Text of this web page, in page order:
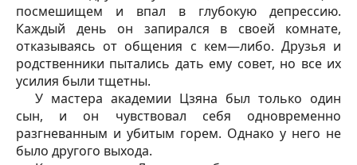
посмешищем и впал в глубокую депрессию.
Каждый день он запирался в своей комнате,
отказываясь от общения с кем—либо. Друзья и
родственники пытались дать ему совет, но все их
усилия были тщетны.
У мастера академии Цзяна был только один
сын, и он чувствовал себя одновременно
разгневанным и убитым горем. Однако у него не
было другого выхода.